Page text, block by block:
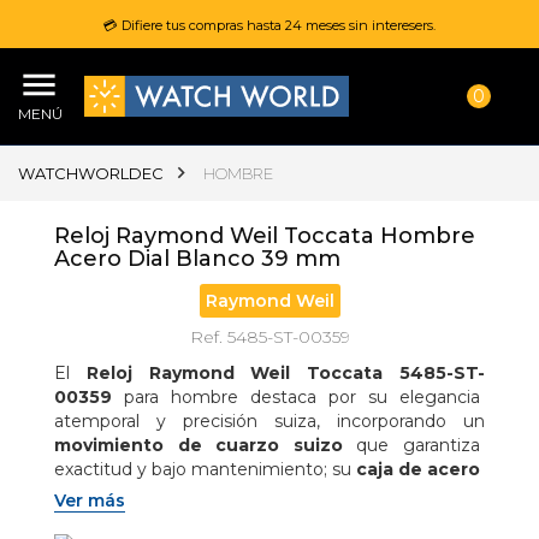
💳 Difiere tus compras hasta 24 meses sin interesers.
MENÚ
0
WATCHWORLDEC HOMBRE
Reloj Raymond Weil Toccata Hombre
Acero Dial Blanco 39 mm
Raymond Weil
Ref. 5485-ST-00359
El Reloj Raymond Weil Toccata 5485-ST-
00359 para hombre destaca por su elegancia
atemporal y precisión suiza, incorporando un
movimiento de cuarzo suizo que garantiza
exactitud y bajo mantenimiento; su caja de acero
inoxidable de 39 mm con un perfil delgado de
7.89 mm
Ver más